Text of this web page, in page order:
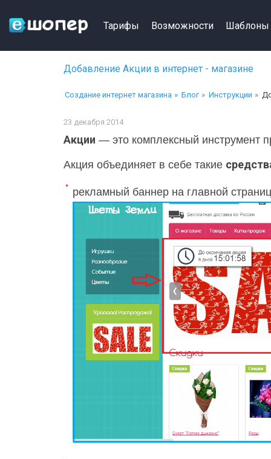
Тарифы Возможности Шаблоны
Добавление Акции в интернет - магазине
Создание интернет магазина Блог Инструкции
23 декабря 2014
Акции — это комплексный инструмент
Акция объединяет в себе такие
рекламный баннер на главной